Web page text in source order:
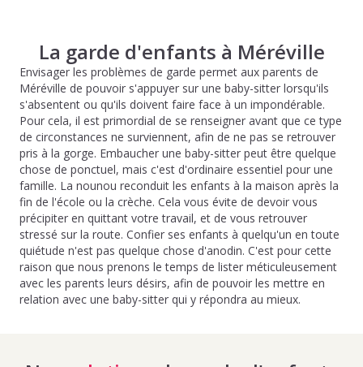
La garde d'enfants à Méréville
Envisager les problèmes de garde permet aux parents de
Méréville de pouvoir s'appuyer sur une baby-sitter lorsqu'ils
s'absentent ou qu'ils doivent faire face à un impondérable.
Pour cela, il est primordial de se renseigner avant que ce type
de circonstances ne surviennent, afin de ne pas se retrouver
pris à la gorge. Embaucher une baby-sitter peut être quelque
chose de ponctuel, mais c'est d'ordinaire essentiel pour une
famille. La nounou reconduit les enfants à la maison après la
fin de l'école ou la crèche. Cela vous évite de devoir vous
précipiter en quittant votre travail, et de vous retrouver
stressé sur la route. Confier ses enfants à quelqu'un en toute
quiétude n'est pas quelque chose d'anodin. C'est pour cette
raison que nous prenons le temps de lister méticuleusement
avec les parents leurs désirs, afin de pouvoir les mettre en
relation avec une baby-sitter qui y répondra au mieux.